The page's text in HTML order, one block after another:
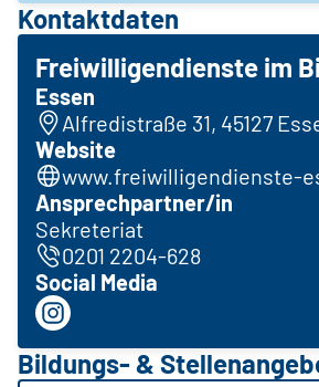
Kontaktdaten
Freiwilligendienste im
Essen
Alfredistraße 31, 45127
Website
www.freiwilligendienste-
Ansprechpartner/in
Sekreteriat
0201 2204-628
Social Media
Bildungs- &